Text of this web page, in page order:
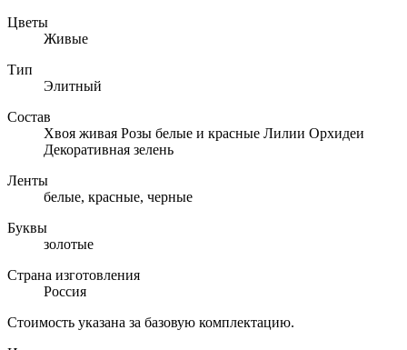
Цветы
Живые
Тип
Элитный
Состав
Хвоя живая Розы белые и красные Лилии Орхидеи
Декоративная зелень
Ленты
белые, красные, черные
Буквы
золотые
Страна изготовления
Россия
Стоимость указана за базовую комплектацию.